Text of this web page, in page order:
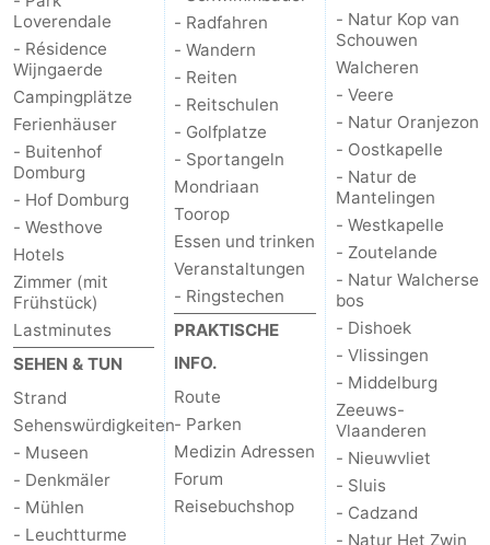
Loverendale
- Résidence
Wijngaerde
Campingplätze
Ferienhäuser
- Buitenhof
Domburg
- Hof Domburg
- Westhove
Hotels
Zimmer (mit
Frühstück)
Lastminutes
SEHEN & TUN
Strand
Sehenswürdigkeiten
- Museen
- Denkmäler
- Mühlen
- Leuchtturme
- Radfahren
- Wandern
- Reiten
- Reitschulen
- Golfplatze
- Sportangeln
Mondriaan
Toorop
Essen und trinken
Veranstaltungen
- Ringstechen
PRAKTISCHE
INFO.
Route
- Parken
Medizin Adressen
Forum
Reisebuchshop
- Natur Kop van
Schouwen
Walcheren
- Veere
- Natur Oranjezon
- Oostkapelle
- Natur de
Mantelingen
- Westkapelle
- Zoutelande
- Natur Walcherse
bos
- Dishoek
- Vlissingen
- Middelburg
Zeeuws-
Vlaanderen
- Nieuwvliet
- Sluis
- Cadzand
- Natur Het Zwin